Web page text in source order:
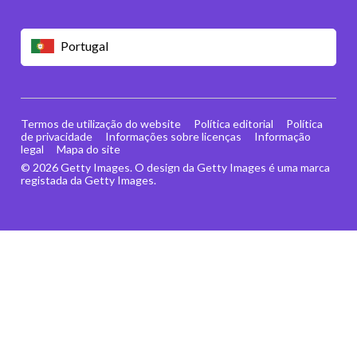
Portugal
© 2026 Getty Images. O design da Getty Images é uma marca
registada da Getty Images.
Termos de utilização do website Política editorial
Política
de privacidade
Informações sobre licenças
Informação
legal
Mapa do site